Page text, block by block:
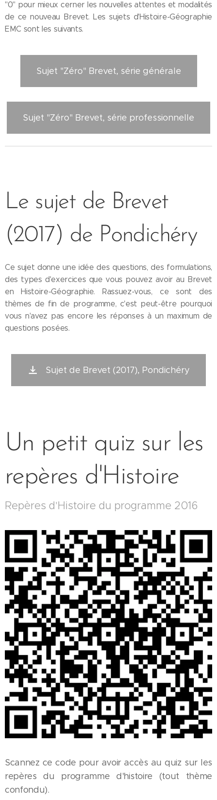
"0" pour mieux cerner les nouvelles attentes et modalités
de ce nouveau Brevet. Les sujets d'Histoire-Géographie
EMC sont les suivants.
Sujet "Zéro" Brevet, série générale
Sujet "Zéro" Brevet, série professionnelle
Le sujet de Brevet
(2017) de Pondichéry
Ce sujet donne une idée des questions, des formulations,
des types d'exercices que vous pouvez avoir au Brevet
en Histoire-Géographie. Rassuez-vous, ce sont des
thèmes de fin de programme, c'est peut-être pourquoi
vous n'avez pas encore les réponses à un maximum de
questions posées.
Sujet de Brevet (2017), Pondichéry
Un petit quiz sur les
repères d'Histoire
Repères d'Histoire du programme 2016
Scannez ce code pour avoir accès au quiz sur les
repères du programme d'histoire (tout thème
confondu).